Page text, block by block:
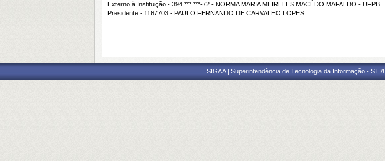
Externo à Instituição - 394.***.***-72 - NORMA MARIA MEIRELES MACÊDO MAFALDO - UFPB
Presidente - 1167703 - PAULO FERNANDO DE CARVALHO LOPES
SIGAA | Superintendência de Tecnologia da Informação -